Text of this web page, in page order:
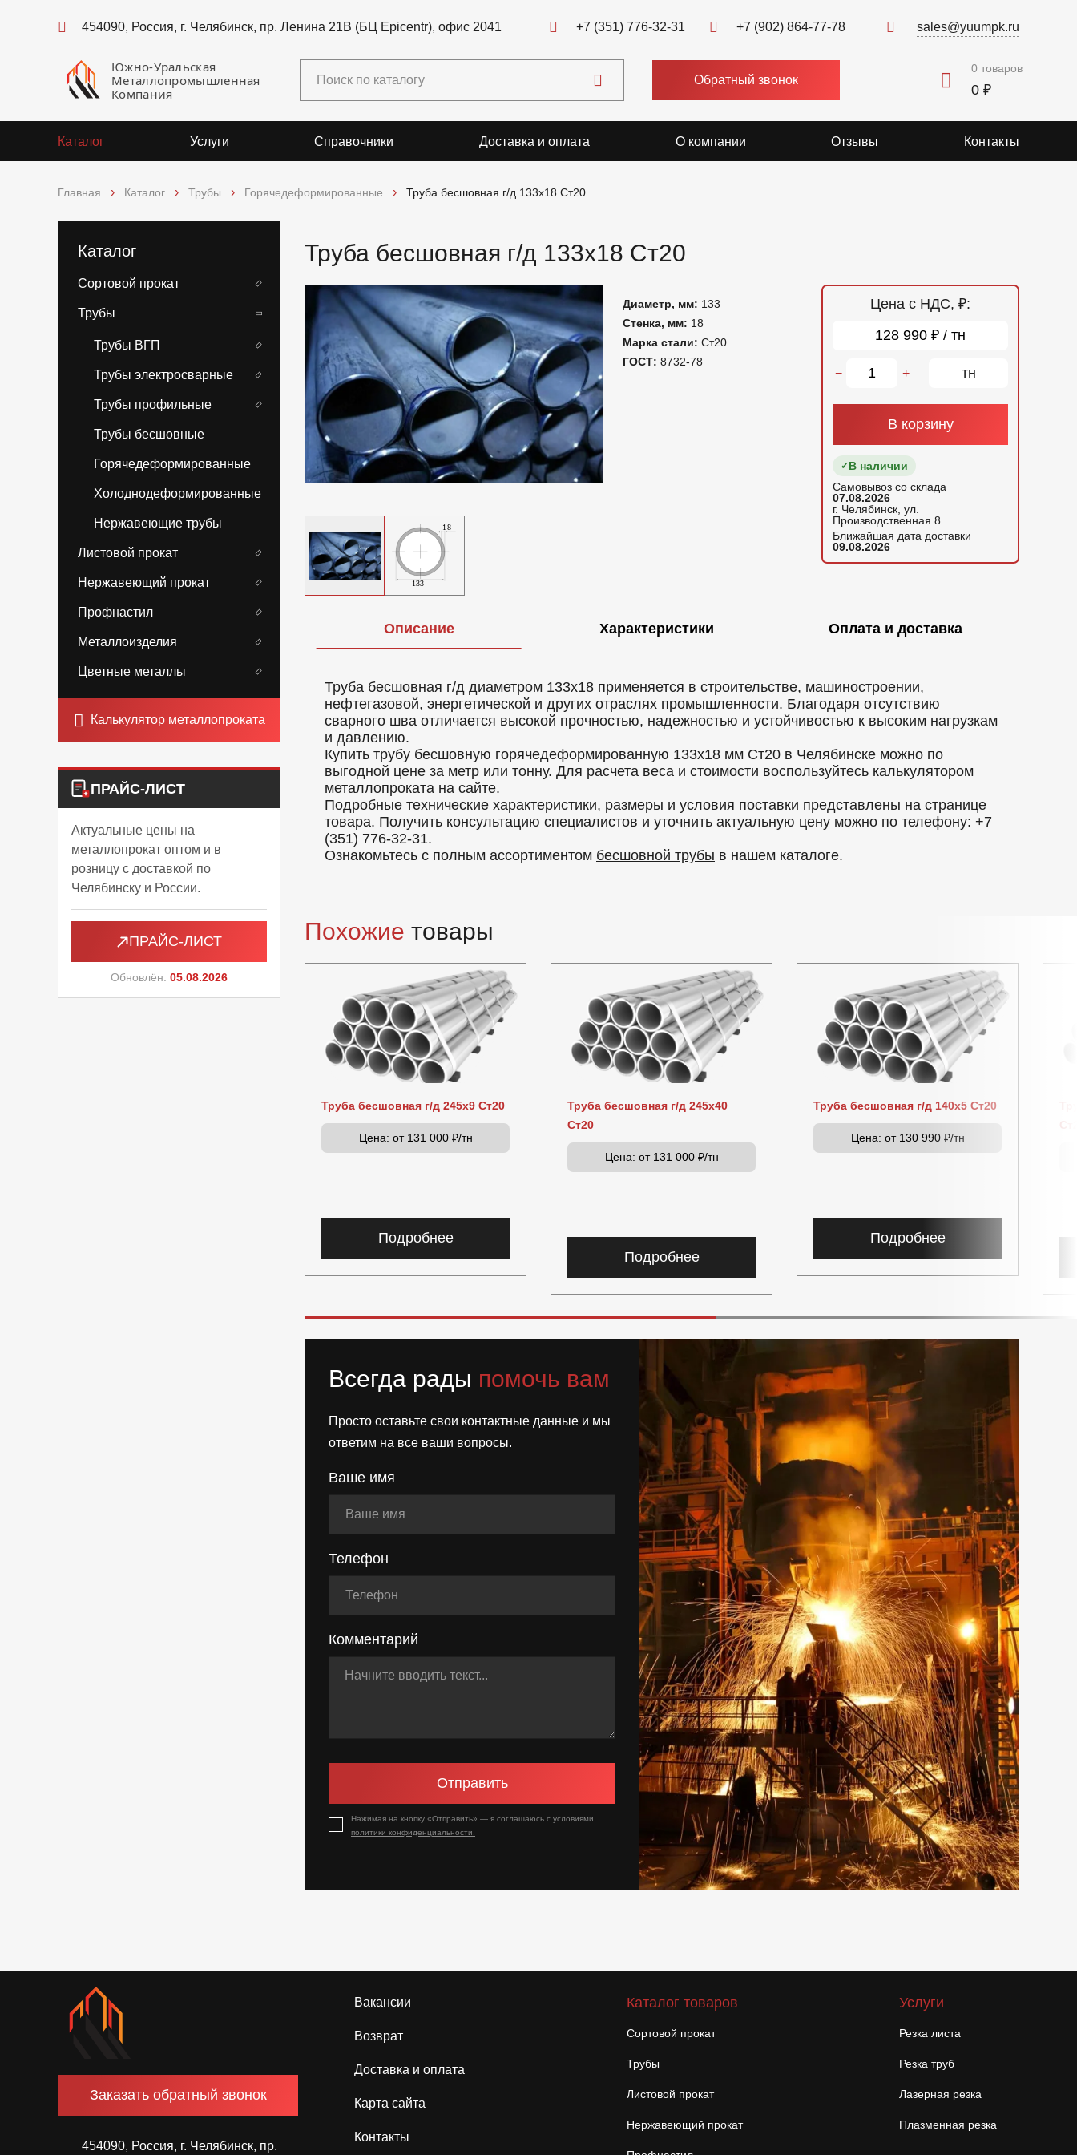
454090, Россия, г. Челябинск, пр. Ленина 21В (БЦ Epicentr), офис 2041 +7 (351) 776-32-31 +7 (902) 864-77-78 sales@yuumpk.ru
Южно-Уральская
Металлопромышленная
Компания
Обратный звонок
0 товаров
0 ₽
Каталог Услуги Справочники Доставка и оплата О компании Отзывы Контакты
Главная Каталог Трубы Горячедеформированные Труба бесшовная г/д 133х18 Ст20
Каталог
Сортовой прокат
Трубы
Трубы ВГП
Трубы электросварные
Трубы профильные
Трубы бесшовные
Горячедеформированные
Холоднодеформированные
Нержавеющие трубы
Листовой прокат
Нержавеющий прокат
Профнастил
Металлоизделия
Цветные металлы
Калькулятор металлопроката
ПРАЙС-ЛИСТ
Актуальные цены на
металлопрокат оптом и в
розницу с доставкой по
Челябинску и России.
ПРАЙС-ЛИСТ
Обновлён: 05.08.2026
Труба бесшовная г/д 133х18 Ст20
Диаметр, мм: 133
Стенка, мм: 18
Марка стали: Ст20
ГОСТ: 8732-78
Цена с НДС, ₽:
128 990 ₽ / тн
− + тн
В корзину
В наличии
Самовывоз со склада
07.08.2026
г. Челябинск, ул.
Производственная 8
Ближайшая дата доставки
09.08.2026
Описание Характеристики Оплата и доставка
Труба бесшовная г/д диаметром 133x18 применяется в строительстве, машиностроении,
нефтегазовой, энергетической и других отраслях промышленности. Благодаря отсутствию
сварного шва отличается высокой прочностью, надежностью и устойчивостью к высоким нагрузкам
и давлению.
Купить трубу бесшовную горячедеформированную 133x18 мм Ст20 в Челябинске можно по
выгодной цене за метр или тонну. Для расчета веса и стоимости воспользуйтесь калькулятором
металлопроката на сайте.
Подробные технические характеристики, размеры и условия поставки представлены на странице
товара. Получить консультацию специалистов и уточнить актуальную цену можно по телефону: +7
(351) 776-32-31.
Ознакомьтесь с полным ассортиментом бесшовной трубы в нашем каталоге.
Похожие товары
Труба бесшовная г/д 245х9 Ст20
Цена: от 131 000 ₽/тн
Подробнее
Труба бесшовная г/д 245х40
Ст20
Цена: от 131 000 ₽/тн
Подробнее
Труба бесшовная г/д 140х5 Ст20
Цена: от 130 990 ₽/тн
Подробнее
Всегда рады помочь вам
Просто оставьте свои контактные данные и мы
ответим на все ваши вопросы.
Ваше имя
Телефон
Комментарий
Отправить
Нажимая на кнопку «Отправить» — я соглашаюсь с условиями
политики конфиденциальности.
Заказать обратный звонок
454090, Россия, г. Челябинск, пр.
Вакансии
Возврат
Доставка и оплата
Карта сайта
Контакты
Каталог товаров
Сортовой прокат
Трубы
Листовой прокат
Нержавеющий прокат
Услуги
Резка листа
Резка труб
Лазерная резка
Плазменная резка